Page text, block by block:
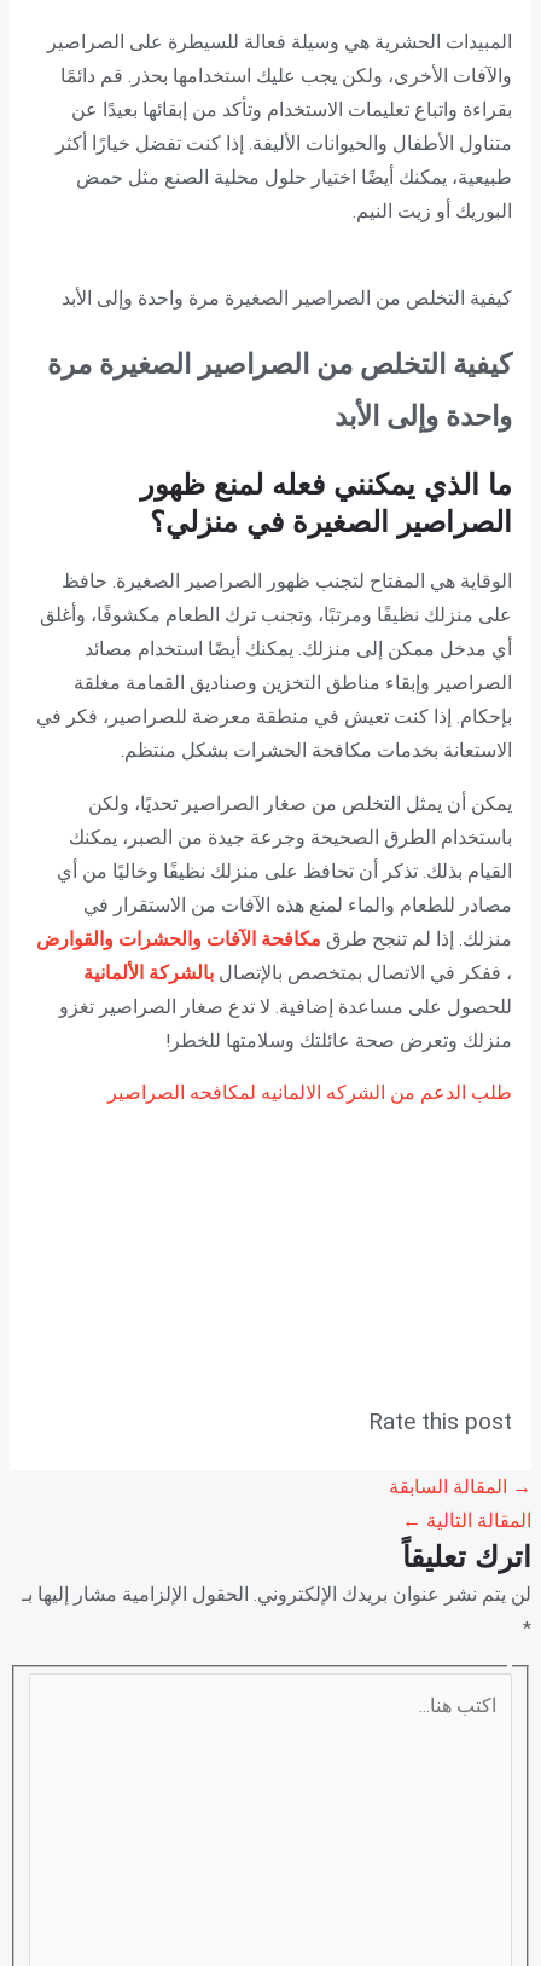
المبيدات الحشرية هي وسيلة فعالة للسيطرة على الصراصير
والآفات الأخرى، ولكن يجب عليك استخدامها بحذر. قم دائمًا
بقراءة واتباع تعليمات الاستخدام وتأكد من إبقائها بعيدًا عن
متناول الأطفال والحيوانات الأليفة. إذا كنت تفضل خيارًا أكثر
طبيعية، يمكنك أيضًا اختيار حلول محلية الصنع مثل حمض
البوريك أو زيت النيم.
كيفية التخلص من الصراصير الصغيرة مرة واحدة وإلى الأبد
كيفية التخلص من الصراصير الصغيرة مرة
واحدة وإلى الأبد
ما الذي يمكنني فعله لمنع ظهور
الصراصير الصغيرة في منزلي؟
الوقاية هي المفتاح لتجنب ظهور الصراصير الصغيرة. حافظ
على منزلك نظيفًا ومرتبًا، وتجنب ترك الطعام مكشوفًا، وأغلق
أي مدخل ممكن إلى منزلك. يمكنك أيضًا استخدام مصائد
الصراصير وإبقاء مناطق التخزين وصناديق القمامة مغلقة
بإحكام. إذا كنت تعيش في منطقة معرضة للصراصير، فكر في
الاستعانة بخدمات مكافحة الحشرات بشكل منتظم.
يمكن أن يمثل التخلص من صغار الصراصير تحديًا، ولكن
باستخدام الطرق الصحيحة وجرعة جيدة من الصبر، يمكنك
القيام بذلك. تذكر أن تحافظ على منزلك نظيفًا وخاليًا من أي
مصادر للطعام والماء لمنع هذه الآفات من الاستقرار في
منزلك. إذا لم تنجح طرق مكافحة الآفات والحشرات والقوارض
، ففكر في الاتصال بمتخصص بالإتصال بالشركة الألمانية
للحصول على مساعدة إضافية. لا تدع صغار الصراصير تغزو
منزلك وتعرض صحة عائلتك وسلامتها للخطر!
طلب الدعم من الشركه الالمانيه لمكافحه الصراصير
Rate this post
→
المقالة السابقة
المقالة التالية ←
اترك تعليقاً
لن يتم نشر عنوان بريدك الإلكتروني. الحقول الإلزامية مشار إليها بـ
*